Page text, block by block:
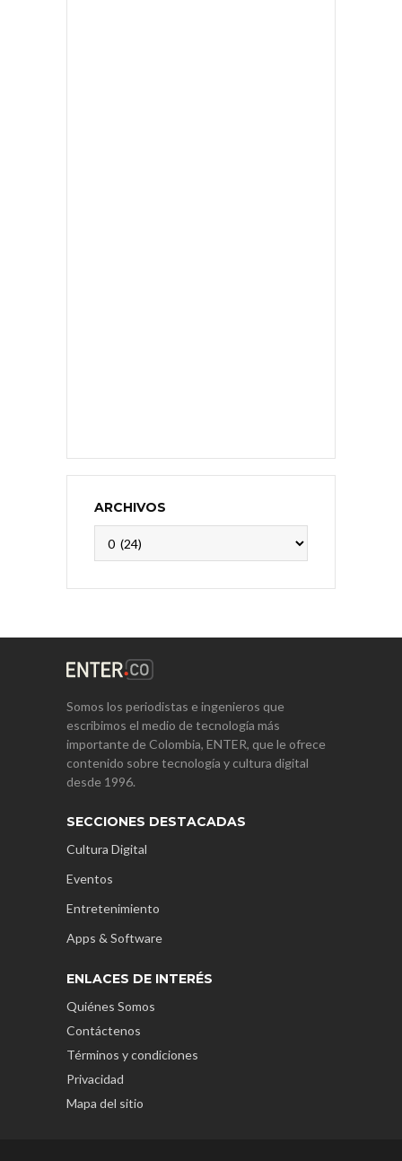
ARCHIVOS
Somos los periodistas e ingenieros que
escribimos el medio de tecnología más
importante de Colombia, ENTER, que le ofrece
contenido sobre tecnología y cultura digital
desde 1996.
SECCIONES DESTACADAS
Cultura Digital
Eventos
Entretenimiento
Apps & Software
ENLACES DE INTERÉS
Quiénes Somos
Contáctenos
Términos y condiciones
Privacidad
Mapa del sitio